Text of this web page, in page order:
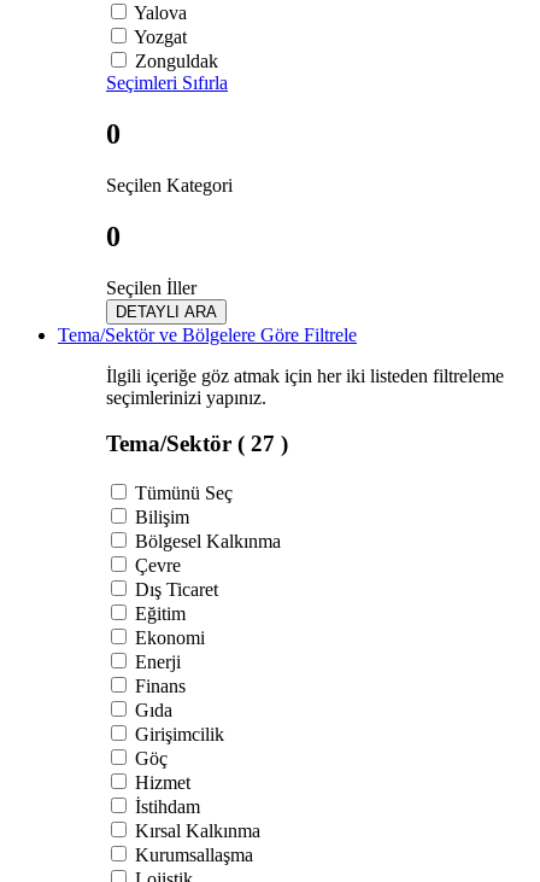
Yalova
Yozgat
Zonguldak
Seçimleri Sıfırla
0
Seçilen Kategori
0
Seçilen İller
DETAYLI ARA
Tema/Sektör ve Bölgelere Göre Filtrele
İlgili içeriğe göz atmak için her iki listeden filtreleme
seçimlerinizi yapınız.
Tema/Sektör ( 27 )
Tümünü Seç
Bilişim
Bölgesel Kalkınma
Çevre
Dış Ticaret
Eğitim
Ekonomi
Enerji
Finans
Gıda
Girişimcilik
Göç
Hizmet
İstihdam
Kırsal Kalkınma
Kurumsallaşma